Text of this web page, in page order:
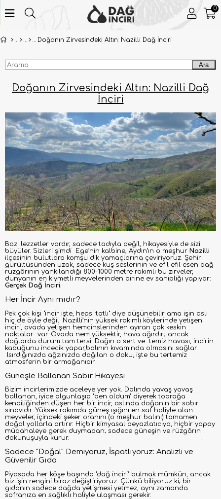
0
Doğanın Zirvesindeki Altın: Nazilli Dağ İnciri
Ara
Doğanın Zirvesindeki Altın: Nazilli Dağ
İnciri
Bazı lezzetler vardır, sadece tadıyla değil, hikayesiyle de sizi
büyüler. Sizleri şimdi Ege’nin kalbine, Aydın’ın o meşhur Nazilli
ilçesinin bulutlara komşu dik yamaçlarına çeviriyoruz. Şehir
gürültüsünden uzak, sadece kuş seslerinin ve efil efil esen dağ
rüzgârının yankılandığı 800-1000 metre rakımlı bu zirveler,
dünyanın en kıymetli meyvelerinden birine ev sahipliği yapıyor:
Gerçek Dağ İnciri.
Her İncir Aynı mıdır?
Pek çok kişi "incir işte, hepsi tatlı" diye düşünebilir ama işin aslı
hiç de öyle değil. Nazilli’nin yüksek rakımlı köylerinde yetişen
inciri, ovada yetişen hemcinslerinden ayıran çok keskin
noktalar var. Ovada nem yüksektir, hava ağırdır; ancak
dağlarda durum tam tersi. Dağın o sert ve temiz havası, incirin
kabuğunu incecik yapar,balının kıvamında olmasını sağlar .
Isırdığınızda ağzınızda dağılan o doku, işte bu tertemiz
atmosferin bir armağanıdır.
Güneşle Ballanan Sabır Hikayesi
Bizim incirlerimizde aceleye yer yok. Dalında yavaş yavaş
ballanan, iyice olgunlaşıp "ben oldum" diyerek toprağa
kendiliğinden düşen her bir incir, aslında doğanın bir sabır
sınavıdır. Yüksek rakımda güneş ışığını en saf haliyle alan
meyveler, içindeki şeker oranını (o meşhur balını) tamamen
doğal yollarla artırır. Hiçbir kimyasal beyazlatıcıya, hiçbir yapay
müdahaleye gerek duymadan; sadece güneşin ve rüzgârın
dokunuşuyla kurur.
Sadece "Doğal" Demiyoruz, İspatlıyoruz: Analizli ve
Güvenilir Gıda
Piyasada her köşe başında "dağ inciri" bulmak mümkün, ancak
biz işin rengini biraz değiştiriyoruz. Çünkü biliyoruz ki; bir
gıdanın sadece dağda yetişmesi yetmez, aynı zamanda
sofranıza en sağlıklı haliyle ulaşması gerekir.